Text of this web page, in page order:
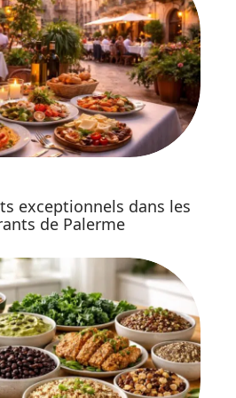
exceptionnels dans les
de Palerme